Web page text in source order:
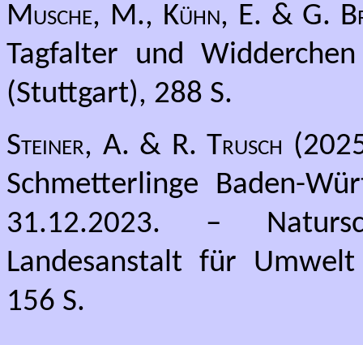
Musche, M., Kühn, E. & G.
Tagfalter und
(Stuttgart), 288 S.
Steiner, A. & R. Trusch
Schmetterlinge Baden-
31.12.2023. –
Landesanstalt für
156 S.